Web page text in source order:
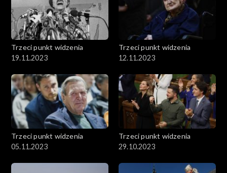
Trzeci punkt widzenia
19.11.2023
Trzeci punkt widzenia
12.11.2023
Trzeci punkt widzenia
05.11.2023
Trzeci punkt widzenia
29.10.2023